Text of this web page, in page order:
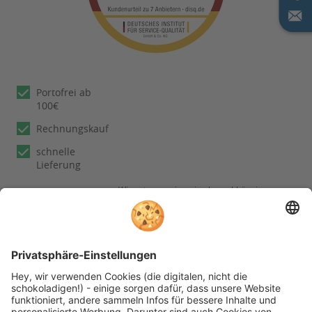
Portofrei ab
100€
Rechnungskauf
schnelle
Lieferung
Wir nutzen reviews.io als unabhängigen
Dienstleister für die Einholung von
Bewertungen. Erfahren Sie mehr unter
unserenInformationen zu
Kundenbewertungen
Folgen Sie rehashop auch auf folgenden Kanälen